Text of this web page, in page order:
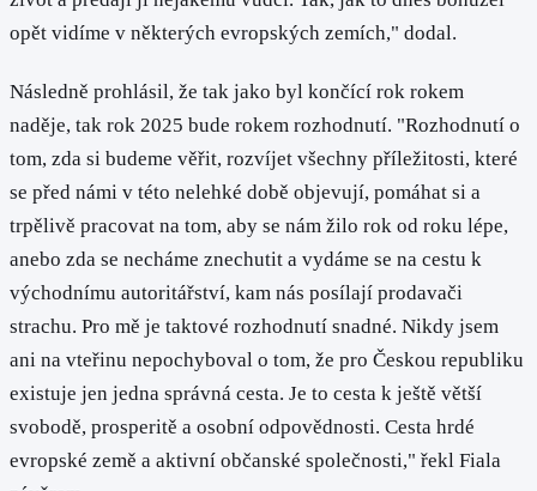
opět vidíme v některých evropských zemích," dodal.
Následně prohlásil, že tak jako byl končící rok rokem
naděje, tak rok 2025 bude rokem rozhodnutí. "Rozhodnutí o
tom, zda si budeme věřit, rozvíjet všechny příležitosti, které
se před námi v této nelehké době objevují, pomáhat si a
trpělivě pracovat na tom, aby se nám žilo rok od roku lépe,
anebo zda se necháme znechutit a vydáme se na cestu k
východnímu autoritářství, kam nás posílají prodavači
strachu. Pro mě je taktové rozhodnutí snadné. Nikdy jsem
ani na vteřinu nepochyboval o tom, že pro Českou republiku
existuje jen jedna správná cesta. Je to cesta k ještě větší
svobodě, prosperitě a osobní odpovědnosti. Cesta hrdé
evropské země a aktivní občanské společnosti," řekl Fiala